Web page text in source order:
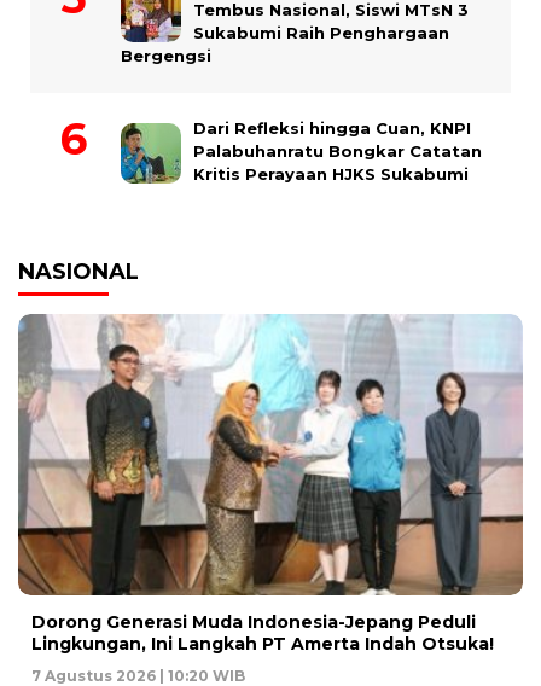
Tembus Nasional, Siswi MTsN 3
Sukabumi Raih Penghargaan
Bergengsi
Dari Refleksi hingga Cuan, KNPI
Palabuhanratu Bongkar Catatan
Kritis Perayaan HJKS Sukabumi
NASIONAL
Dorong Generasi Muda Indonesia-Jepang Peduli
Lingkungan, Ini Langkah PT Amerta Indah Otsuka!
7 Agustus 2026 | 10:20 WIB